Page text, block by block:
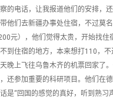
的电话，让我报道他们的安排，还
他们去新疆办事处住宿，不过莫
元），他们觉得太贵，开始找住
到住宿的地方，本来想打110，
晚上飞往乌鲁木齐的机票回家了
还参加重要的科研项目。他们在
是“回国的感觉的真好，听到熟习